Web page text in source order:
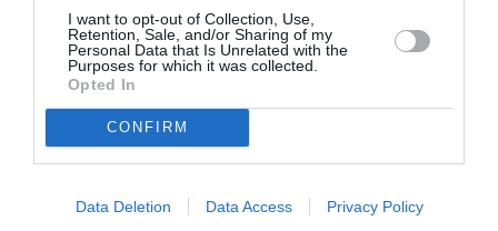
I want to opt-out of Collection, Use,
Retention, Sale, and/or Sharing of my
Personal Data that Is Unrelated with the
Purposes for which it was collected.
Opted In
CONFIRM
Data Deletion Data Access Privacy Policy
récemment rénovés du Palazzo d’Accursio et en
encadrant les noms et prénoms des cessionnaires
des appartements (la plupart non italiens) sur les
interphones des maisons.
Bignami, qui est avocat, les lit à haute voix, ne laissant
derrière lui que les Italiens et, quant à la